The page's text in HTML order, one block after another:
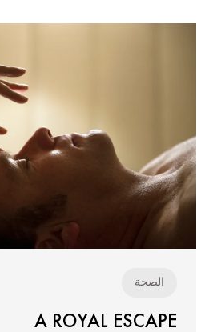
الصحة
A ROYAL ESCAPE